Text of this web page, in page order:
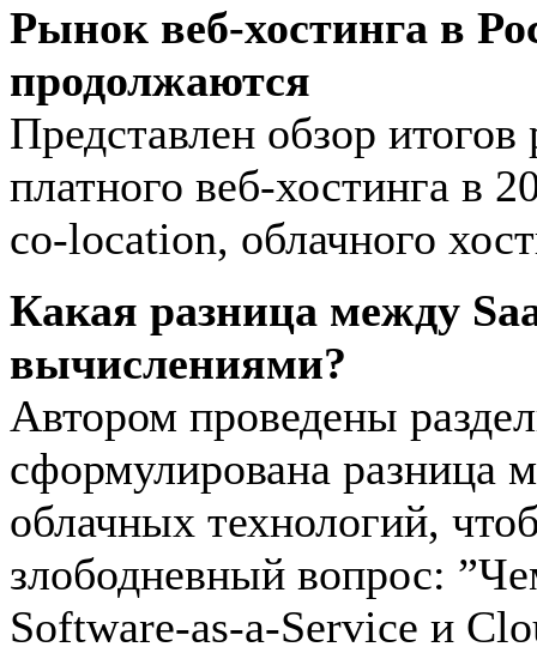
Рынок веб-хостинга в
продолжаются
Представлен обзор
платного веб-хостинга в
co-location, облачного
Какая разница между
вычислениями?
Автором проведены
сформулирована разница
облачных технологий,
злободневный вопрос:
Software-as-a-Service и